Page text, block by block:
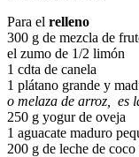
Para el relleno
300 g de mezcla de
el zumo de 1/2 limón
1 cdta de canela
1 plátano grande y
o melaza de arroz, es
250 g yogur de oveja
1 aguacate maduro
200 g de leche de coco